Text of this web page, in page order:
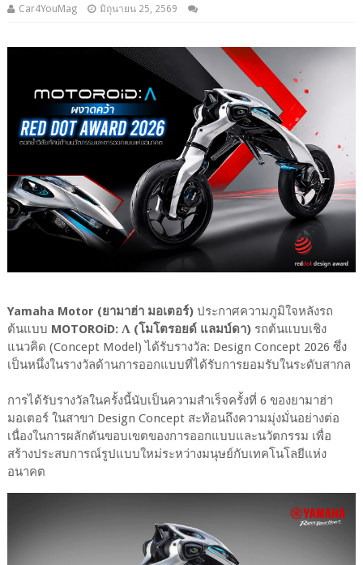
Car4YouMag มิถุนายน 25, 2569
Yamaha Motor (ยามาฮ่า มอเตอร์)ประกาศความภูมิใจหลังรถ
ต้นแบบ MOTOROiD: Λ (โมโตรอยด์ แลมบ์ดา)รถต้นแบบเชิง
แนวคิด (Concept Model) ได้รับรางวัล: Design Concept 2026 ซึ่ง
เป็นหนึ่งในรางวัลด้านการออกแบบที่ได้รับการยอมรับในระดับสากล
การได้รับรางวัลในครั้งนี้นับเป็นความสำเร็จครั้งที่ 6 ของยามาฮ่า
มอเตอร์ ในสาขา Design Concept สะท้อนถึงความมุ่งมั่นอย่างต่อ
เนื่องในการผลักดันขอบเขตของการออกแบบและนวัตกรรม เพื่อ
สร้างประสบการณ์รูปแบบใหม่ระหว่างมนุษย์กับเทคโนโลยีแห่ง
อนาคต